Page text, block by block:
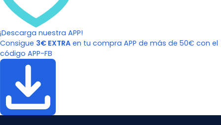
¡Descarga nuestra APP!
Consigue 3€ EXTRA en tu compra APP de más de 50€ con el
código APP-FB